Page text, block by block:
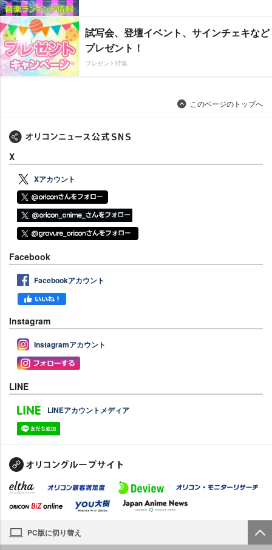
試写会、登壇イベント、サインチェキなど
プレゼント！
プレゼント特集
このページのトップへ
X
Xアカウント
Facebook
Facebookアカウント
Instagram
Instagramアカウント
LINE
LINEアカウントメディア
PC版に切り替え